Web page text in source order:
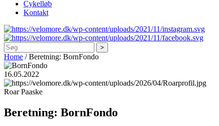
Cykelløb
Kontakt
Søg
Home /Beretning: BornFondo
16.05.2022
Roar Paaske
Beretning: BornFondo